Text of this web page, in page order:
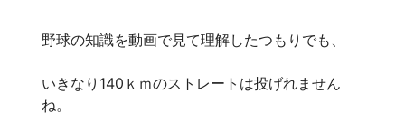
野球の知識を動画で見て理解したつもりでも、
いきなり140ｋｍのストレートは投げれません
ね。